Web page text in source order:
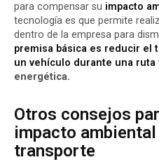
para compensar su impacto
tecnología es que permite
dentro de la empresa para
premisa básica es reducir el
un vehículo durante una ruta
energética.
Otros consejos
impacto ambiental
transporte